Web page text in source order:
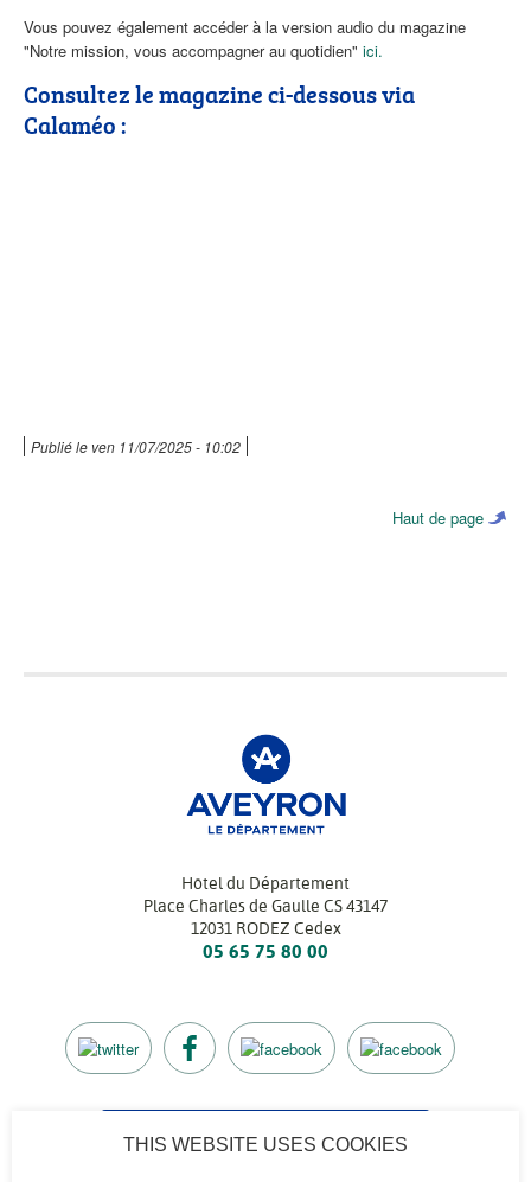
Vous pouvez également accéder à la version audio du magazine
"Notre mission, vous accompagner au quotidien" ici.
Consultez le magazine ci-dessous via
Calaméo :
Publié le ven 11/07/2025 - 10:02
Haut de page
Hôtel du Département
Place Charles de Gaulle CS 43147
12031 RODEZ Cedex
05 65 75 80 00
CONTACTEZ-NOUS
THIS WEBSITE USES COOKIES